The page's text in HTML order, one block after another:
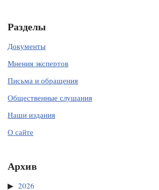
Разделы
Документы
Мнения экспертов
Письма и обращения
Общественные слушания
Наши издания
О сайте
Архив
2026